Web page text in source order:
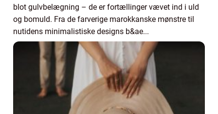
blot gulvbelægning – de er fortællinger vævet ind i uld
og bomuld. Fra de farverige marokkanske mønstre til
nutidens minimalistiske designs b&ae...